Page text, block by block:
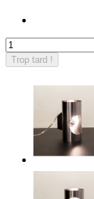
Trop tard !